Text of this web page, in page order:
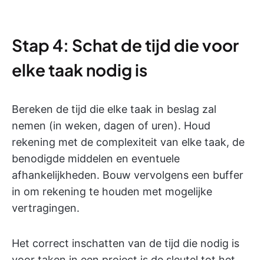
Stap 4: Schat de tijd die voor
elke taak nodig is
Bereken de tijd die elke taak in beslag zal
nemen (in weken, dagen of uren). Houd
rekening met de complexiteit van elke taak, de
benodigde middelen en eventuele
afhankelijkheden. Bouw vervolgens een buffer
in om rekening te houden met mogelijke
vertragingen.
Het correct inschatten van de tijd die nodig is